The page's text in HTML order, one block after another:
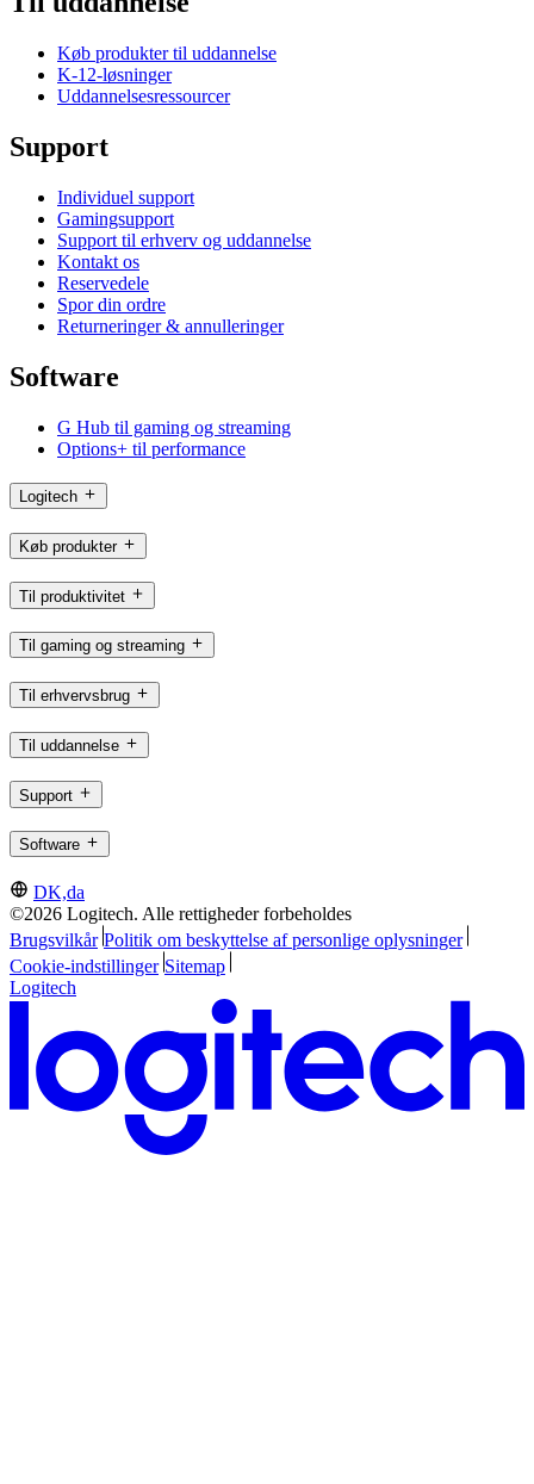
Køb produkter til uddannelse
K-12-løsninger
Uddannelsesressourcer
Support
Individuel support
Gamingsupport
Support til erhverv og uddannelse
Kontakt os
Reservedele
Spor din ordre
Returneringer & annulleringer
Software
G Hub til gaming og streaming
Options+ til performance
Logitech
Køb produkter
Til produktivitet
Til gaming og streaming
Til erhvervsbrug
Til uddannelse
Support
Software
DK,da
©2026 Logitech. Alle rettigheder forbeholdes
Brugsvilkår Politik om beskyttelse af personlige oplysninger
Cookie-indstillinger Sitemap
Logitech